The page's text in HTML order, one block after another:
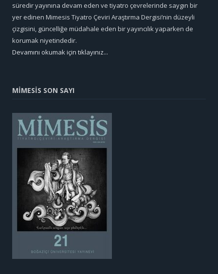
süredir yayınına devam eden ve tiyatro çevrelerinde saygın bir
yer edinen Mimesis Tiyatro Çeviri Araştırma Dergisi’nin düzeyli
çizgisini, güncelliğe müdahale eden bir yayıncılık yaparken de
korumak niyetindedir.
Devamını okumak için tıklayınız...
MİMESİS SON SAYI